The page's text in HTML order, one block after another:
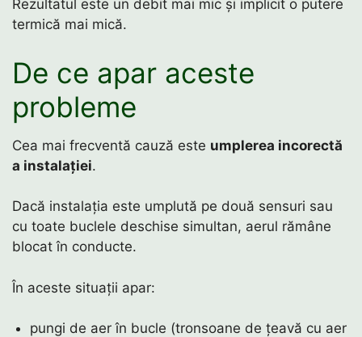
Rezultatul este un debit mai mic și implicit o putere
termică mai mică.
De ce apar aceste
probleme
Cea mai frecventă cauză este umplerea incorectă
a instalației.
Dacă instalația este umplută pe două sensuri sau
cu toate buclele deschise simultan, aerul rămâne
blocat în conducte.
În aceste situații apar:
pungi de aer în bucle (tronsoane de țeavă cu aer